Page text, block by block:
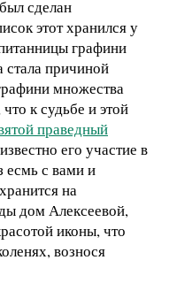
сделан
этот хранился у
графини
стала причиной
множества
к судьбе и этой
праведный
его участие в
есмь с вами и
на
дом Алексеевой,
иконы, что
вознося